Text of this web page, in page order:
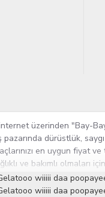
üzerinden "Bay-
pazarında dürüstlük,
en uygun fiyat
ve bakımlı olmaları
yaklaşık 5000'e
zaman ön planda tutan
wiiiii daa
wiiiii daa